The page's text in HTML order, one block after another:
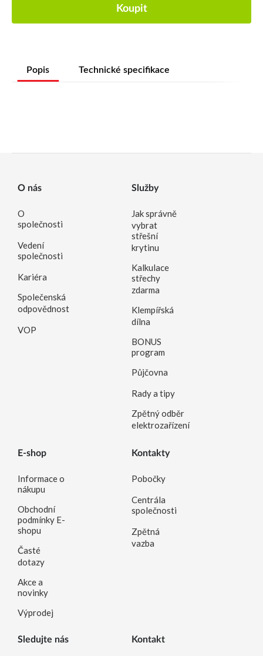
Koupit
Popis Technické specifikace
O nás
O
společnosti
Vedení
společnosti
Kariéra
Společenská
odpovědnost
VOP
Služby
Jak správně
vybrat
střešní
krytinu
Kalkulace
střechy
zdarma
Klempířská
dílna
BONUS
program
Půjčovna
Rady a tipy
Zpětný odběr
elektrozařízení
E-shop
Informace o
nákupu
Obchodní
podmínky E-
shopu
Časté
dotazy
Akce a
novinky
Výprodej
Kontakty
Pobočky
Centrála
společnosti
Zpětná
vazba
Sledujte nás Kontakt